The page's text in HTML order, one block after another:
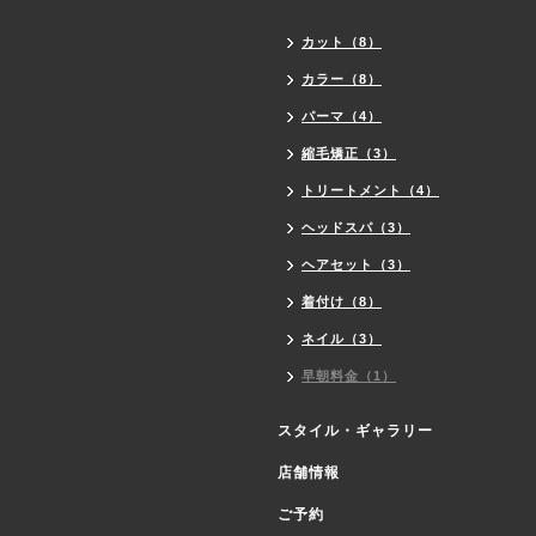
カット（8）
カラー（8）
パーマ（4）
縮毛矯正（3）
トリートメント（4）
ヘッドスパ（3）
ヘアセット（3）
着付け（8）
ネイル（3）
早朝料金（1）
スタイル・ギャラリー
店舗情報
ご予約